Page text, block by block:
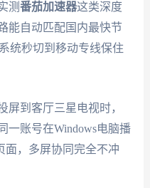
测番茄加速器这类深度
能自动匹配国内最快节
统秒切到移动专线保住
屏到客厅三星电视时，
一账号在Windows电脑播
面，多屏协同完全不冲